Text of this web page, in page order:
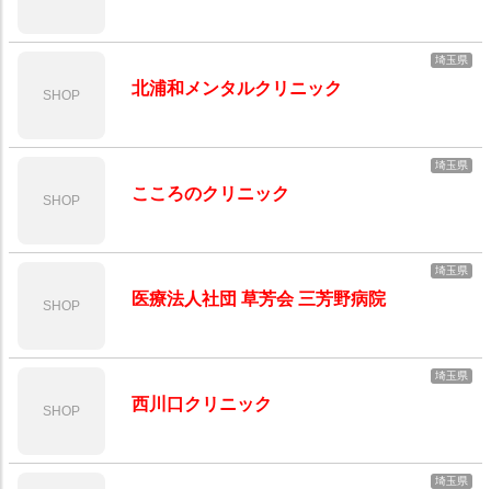
SHOP
埼玉県
北浦和メンタルクリニック
SHOP
埼玉県
こころのクリニック
SHOP
埼玉県
医療法人社団 草芳会 三芳野病院
SHOP
埼玉県
西川口クリニック
埼玉県